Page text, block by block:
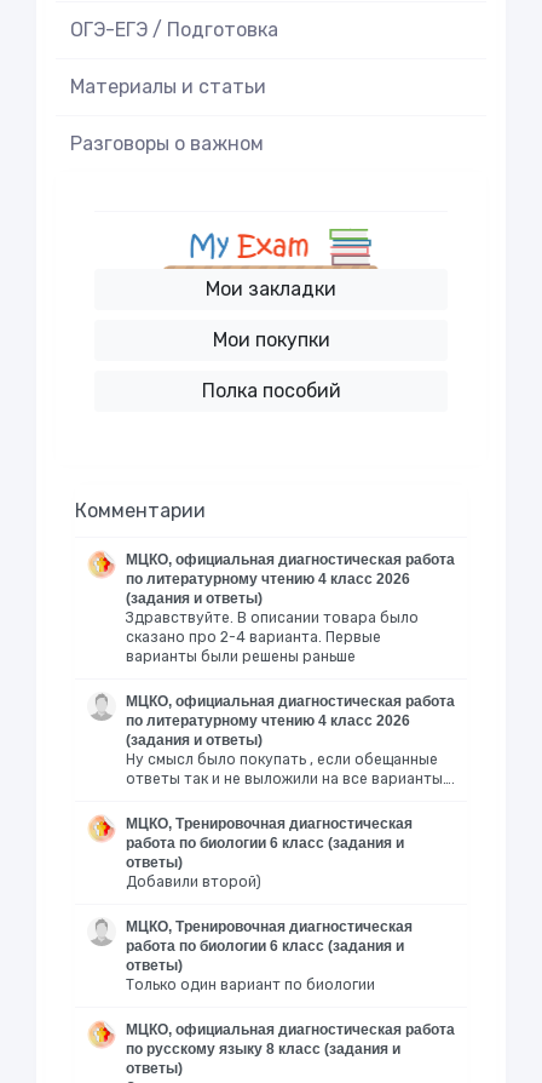
ОГЭ-ЕГЭ / Подготовка
Материалы и статьи
Разговоры о важном
Мои закладки
Мои покупки
Полка пособий
Комментарии
МЦКО, официальная диагностическая работа
по литературному чтению 4 класс 2026
(задания и ответы)
Здравствуйте. В описании товара было
сказано про 2-4 варианта. Первые
варианты были решены раньше
МЦКО, официальная диагностическая работа
по литературному чтению 4 класс 2026
(задания и ответы)
Ну смысл было покупать , если обещанные
ответы так и не выложили на все варианты….
МЦКО, Тренировочная диагностическая
работа по биологии 6 класс (задания и
ответы)
Добавили второй)
МЦКО, Тренировочная диагностическая
работа по биологии 6 класс (задания и
ответы)
Только один вариант по биологии
МЦКО, официальная диагностическая работа
по русскому языку 8 класс (задания и
ответы)